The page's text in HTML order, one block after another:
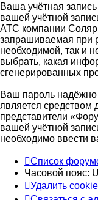
Ваша учётная
вашей учётной
АТС компании
запрашиваемая при
необходимой, так и
выбрать, какая
сгенерированных
Ваш пароль надёжно
является средством
представители
вашей учётной
необходимо ввести
Список
Часовой пояс:
Удалить